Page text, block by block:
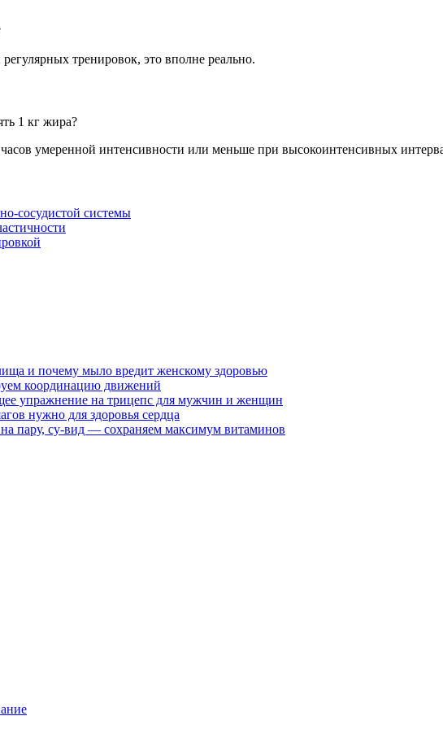
тренировок, это вполне реально.
1 кг жира?
умеренной интенсивности или меньше при высокоинтенсивных
сосудистой системы
и почему мыло вредит женскому здоровью
координацию движений
упражнение на трицепс для мужчин и женщин
нужно для здоровья сердца
пару, су-вид — сохраняем максимум витаминов